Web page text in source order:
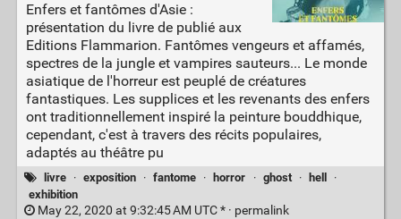
Enfers et fantômes d'Asie :
présentation du livre de publié aux
Editions Flammarion. Fantômes vengeurs et affamés,
spectres de la jungle et vampires sauteurs... Le monde
asiatique de l'horreur est peuplé de créatures
fantastiques. Les supplices et les revenants des enfers
ont traditionnellement inspiré la peinture bouddhique,
cependant, c'est à travers des récits populaires,
adaptés au théâtre pu
livre · exposition · fantome · horror · ghost · hell
·
exhibition
May 22, 2020 at 9:32:45 AM UTC * · permalink